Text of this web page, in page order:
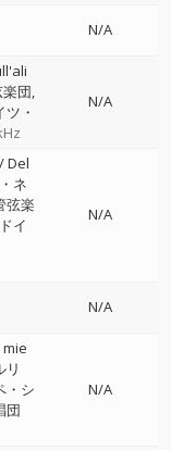
N/A
団
・
N/A
Del
ネ
弦楽
イ
N/A
N/A
リ
・シ
団
N/A